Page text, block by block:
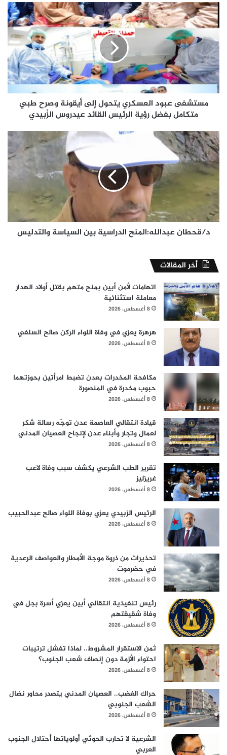
مستشفى
عبود
العسكري
يتحول
إلى
أيقونة
وصرح
طبي
متكامل
بفضل
القائد
عيدروس
الزُبيدي
مستشفى عبود العسكري يتحول إلى أيقونة وصرح طبي
متكامل بفضل رؤية الرئيس القائد عيدروس الزُبيدي
د/
قحطان
عبدالله:المنح
الدراسية
بين
السياسة
والتدليس
د/قحطان عبدالله:المنح الدراسية بين السياسة والتدليس
أخر المقالات
اتهامات لأمن أبين بمنح متهم بقتل أولاد الهدار
معاملة استثنائية
8 أغسطس، 2026
هرهرة يعزي في وفاة اللواء الركن صالح السلفي
8 أغسطس، 2026
مكافحة المخدرات بعدن تضبط امرأتين بحوزتهما
حبوب مخدرة في المنصورة
8 أغسطس، 2026
قيادة انتقالي العاصمة عدن توجّه رسالة شكر
لعمال وتجار وأبناء عدن لإنجاح العصيان المدني
8 أغسطس، 2026
تقرير الطب الشرعي يكشف سبب وفاة لاعب
غريزليز
8 أغسطس، 2026
الرئيس الزبيدي يعزي بوفاة اللواء صالح عبدالحبيب
8 أغسطس، 2026
تحذيرات من ذروة موجة الأمطار والعواصف الرعدية
في حضرموت
8 أغسطس، 2026
رئيس تنفيذية انتقالي أبين يعزي أسرة بجل في
وفاة شقيقتهم
8 أغسطس، 2026
ثمن الاستقرار المشروط.. لماذا تفشل ترتيبات
احتواء الأزمة دون إنصاف شعب الجنوب؟
8 أغسطس، 2026
حراك الغضب.. العصيان المدني يتصدر محاور نضال
الشعب الجنوبي
8 أغسطس، 2026
الشرعية لا تحارب الحوثي أولوياتها أحتلال الجنوب
العربي